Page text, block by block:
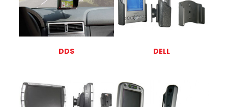
DDS DELL